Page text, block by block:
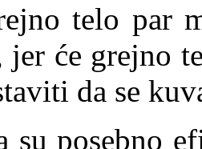
telo par
će grejno
da se
su posebno